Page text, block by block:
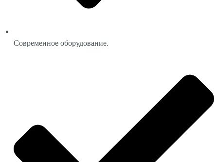
Современное оборудование.